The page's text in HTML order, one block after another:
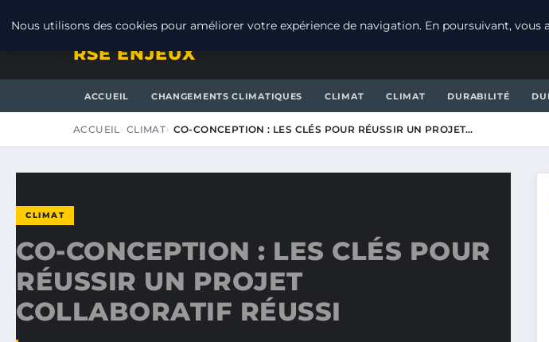
RSE ENJEUX
ACCUEIL CHANGEMENTS CLIMATIQUES CLIMAT CLIMAT DURABILITÉ
ACCUEIL CLIMAT CO-CONCEPTION : LES CLÉS POUR RÉUSSIR UN PROJET…
CLIMAT
CO-CONCEPTION : LES CLÉS POUR
RÉUSSIR UN PROJET
COLLABORATIF RÉUSSI
Nous utilisons des cookies pour améliorer votre expérience de navigation. En poursuivant,